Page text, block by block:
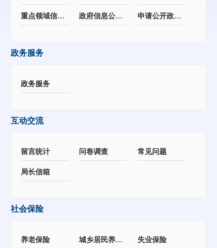
重点领域信息公开 政府信息公开年报 申请公开政府信息
政务服务
政务服务
互动交流
留言统计 问卷调查 常见问题
局长信箱
社会保险
养老保险 城乡居民养老保险 失业保险